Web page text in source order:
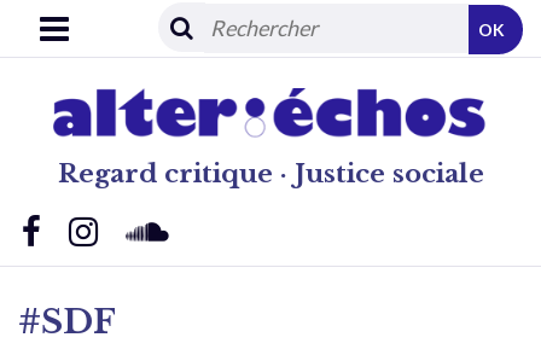
Regard critique · Justice sociale
OK
#SDF